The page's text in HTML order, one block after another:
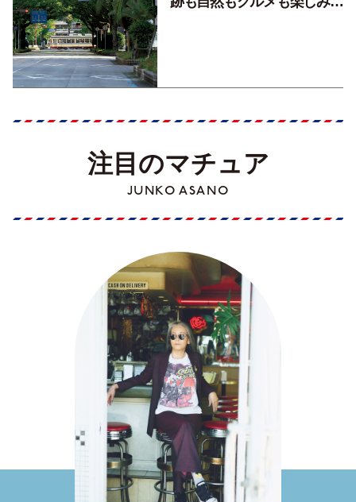
注目のマチュア
JUNKO ASANO